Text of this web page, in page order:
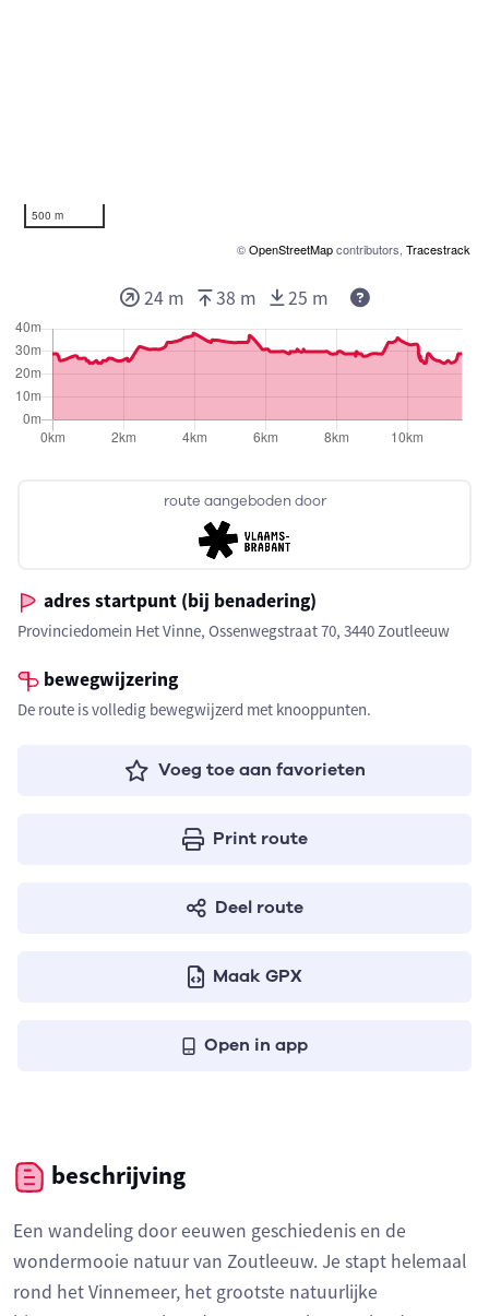
500 m
©OpenStreetMapcontributors, Tracestrack
route aangeboden door
adres startpunt (bij benadering)
Provinciedomein Het Vinne, Ossenwegstraat 70, 3440 Zoutleeuw
bewegwijzering
De route is volledig bewegwijzerd met knooppunten.
Voeg toe aan favorieten
Print route
Deel route
Maak GPX
Open in app
24 m 38 m 25 m
beschrijving
Een wandeling door eeuwen geschiedenis en de
wondermooie natuur van Zoutleeuw. Je stapt helemaal
rond het Vinnemeer, het grootste natuurlijke